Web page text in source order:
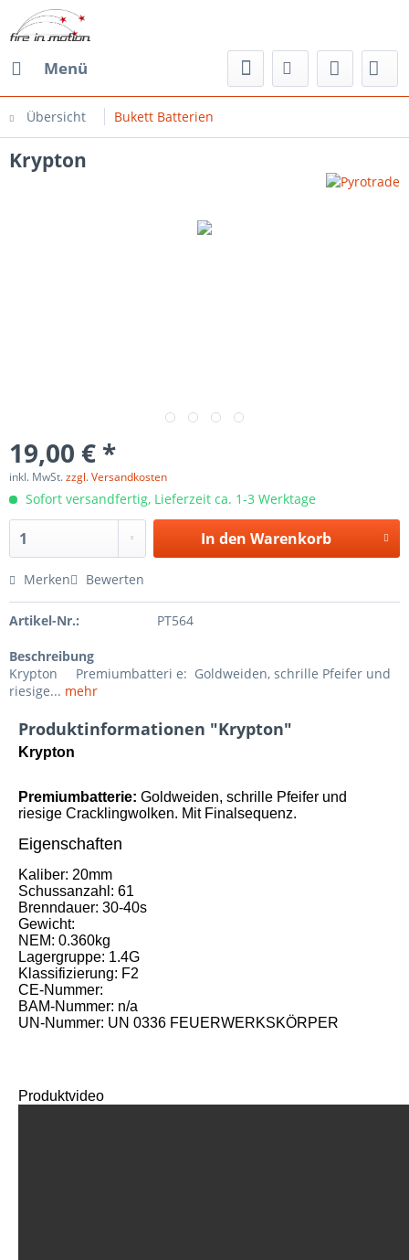
Menü
Übersicht Bukett Batterien
Krypton
19,00 € *
inkl. MwSt.zzgl. Versandkosten
Sofort versandfertig, Lieferzeit ca. 1-3 Werktage
In den Warenkorb
Merken Bewerten
Artikel-Nr.: PT564
Beschreibung
Krypton Premiumbatteri e: Goldweiden, schrille Pfeifer und
riesige... mehr
Produktinformationen "Krypton"
Krypton
Premiumbatterie: Goldweiden, schrille Pfeifer und
riesige Cracklingwolken. Mit Finalsequenz.
Eigenschaften
Kaliber: 20mm
Schussanzahl: 61
Brenndauer: 30-40s
Gewicht:
NEM: 0.360kg
Lagergruppe: 1.4G
Klassifizierung: F2
CE-Nummer:
BAM-Nummer: n/a
UN-Nummer: UN 0336 FEUERWERKSKÖRPER
Produktvideo